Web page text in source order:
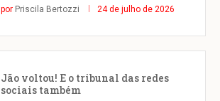
por Priscila Bertozzi 24 de julho de 2026
Jão voltou! E o tribunal das redes
sociais também